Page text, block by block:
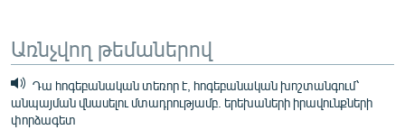
Առնչվող թեմաներով
Դա հոգեբանական տեռոր է, հոգեբանական խոշտանգում՝
անպայման վնասելու մտադրությամբ. երեխաների իրավունքների
փորձագետ